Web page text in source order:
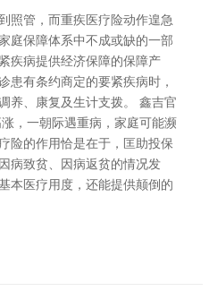
照管，而重疾医疗险动作遑急
庭保障体系中不成或缺的一部
疾病提供经济保障的保障产
患有条约商定的要紧疾病时，
养、康复及生计支拨。 鑫吉官
，一朝际遇重病，家庭可能濒
险的作用恰是在于，匡助投保
病致贫、因病返贫的情况发
本医疗用度，还能提供颠倒的